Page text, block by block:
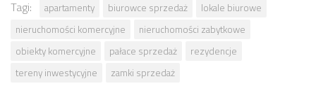
Tagi: apartamenty biurowce sprzedaż
lokale biurowe
nieruchomości komercyjne
nieruchomości zabytkowe
obiekty komercyjne
pałace sprzedaż
rezydencje
tereny inwestycyjne
zamki sprzedaż